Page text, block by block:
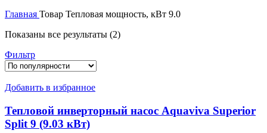
Главная Товар Тепловая мощность, кВт 9.0
Показаны все результаты (2)Сортировка:
Фильтр
Добавить в избранное
Тепловой инверторный насос Aquaviva Superior
Split 9 (9.03 кВт)